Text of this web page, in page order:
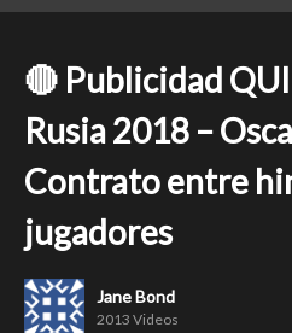
🔴 Publicidad
Rusia 2018 –
Contrato entre
jugadores
Jane Bond
2013 Videos